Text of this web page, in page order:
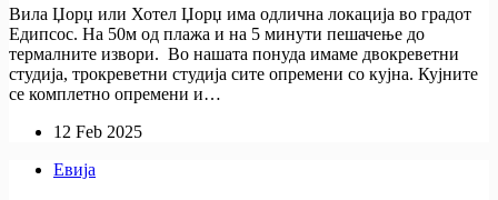
Вила Џорџ или Хотел Џорџ има одлична локација во градот
Едипсос. На 50м од плажа и на 5 минути пешачење до
термалните извори. Во нашата понуда имаме двокреветни
студија, трокреветни студија сите опремени со кујна. Кујните
се комплетно опремени и…
12 Feb 2025
Евија